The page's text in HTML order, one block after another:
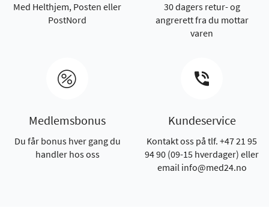
Med Helthjem, Posten eller
PostNord
30 dagers retur- og
angrerett fra du mottar
varen
Medlemsbonus
Du får bonus hver gang du
handler hos oss
Kundeservice
Kontakt oss på tlf. +47 21 95
94 90 (09-15 hverdager) eller
email info@med24.no